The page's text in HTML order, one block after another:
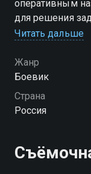
оперативным
для решения
справиться
диктаторами,
Читать дальше
Жанр
Боевик
Страна
Россия